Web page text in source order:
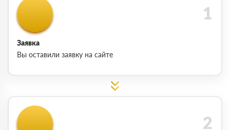
Заявка
Вы оставили заявку на сайте